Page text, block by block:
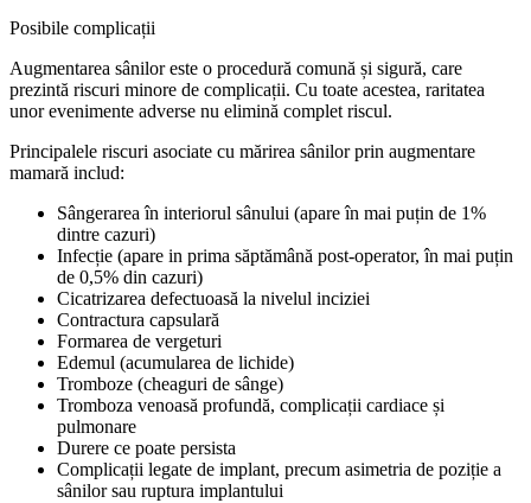
Posibile complicații
Augmentarea sânilor este o procedură comună și sigură, care
prezintă riscuri minore de complicații. Cu toate acestea, raritatea
unor evenimente adverse nu elimină complet riscul.
Principalele riscuri asociate cu mărirea sânilor prin augmentare
mamară includ:
Sângerarea în interiorul sânului (apare în mai puțin de 1%
dintre cazuri)
Infecție (apare in prima săptămână post-operator, în mai puțin
de 0,5% din cazuri)
Cicatrizarea defectuoasă la nivelul inciziei
Contractura capsulară
Formarea de vergeturi
Edemul (acumularea de lichide)
Tromboze (cheaguri de sânge)
Tromboza venoasă profundă, complicații cardiace și
pulmonare
Durere ce poate persista
Complicații legate de implant, precum asimetria de poziție a
sânilor sau ruptura implantului